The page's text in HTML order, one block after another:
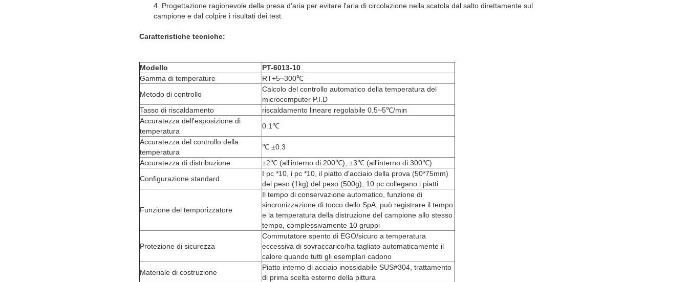
4. Progettazione ragionevole della presa d'aria per evitare l'aria di circolazione nella scatola dal salto direttamente sul
campione e dal colpire i risultati dei test.
Caratteristiche tecniche:
Modello
PT-6013-10
Gamma di temperature
RT+5~300℃
Metodo di controllo
Calcolo del controllo automatico della temperatura del
microcomputer P.I.D
Tasso di riscaldamento
riscaldamento lineare regolabile 0.5~5℃/min
Accuratezza dell'esposizione di
temperatura
0.1℃
Accuratezza del controllo della
temperatura
℃ ±0.3
Accuratezza di distribuzione
±2℃ (all'interno di 200℃), ±3℃ (all'interno di 300℃)
Configurazione standard
I pc *10, i pc *10, il piatto d'acciaio della prova (50*75mm)
del peso (1kg) del peso (500g), 10 pc collegano i piatti
Funzione del temporizzatore
Il tempo di conservazione automatico, funzione di
sincronizzazione di tocco dello SpA, può registrare il tempo
e la temperatura della distruzione del campione allo stesso
tempo, complessivamente 10 gruppi
Protezione di sicurezza
Commutatore spento di EGO/sicuro a temperatura
eccessiva di sovraccarico/ha tagliato automaticamente il
calore quando tutti gli esemplari cadono
Materiale di costruzione
Piatto interno di acciaio inossidabile SUS#304, trattamento
di prima scelta esterno della pittura